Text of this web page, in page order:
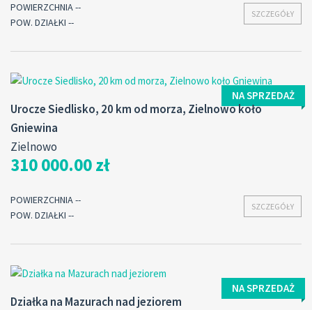
SZCZEGÓŁY
POWIERZCHNIA --
POW. DZIAŁKI --
NA SPRZEDAŻ
Urocze Siedlisko, 20 km od morza, Zielnowo koło
Gniewina
Zielnowo
310 000.00 zł
SZCZEGÓŁY
POWIERZCHNIA --
POW. DZIAŁKI --
NA SPRZEDAŻ
Działka na Mazurach nad jeziorem